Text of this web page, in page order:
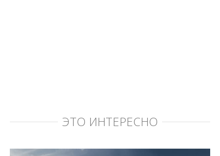
ЭТО ИНТЕРЕСНО